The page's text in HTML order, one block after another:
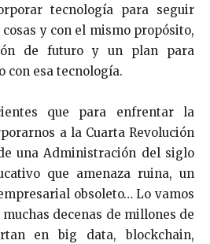
tecnología para seguir
y con el mismo propósito,
de futuro y un plan para
con esa tecnología.
que para enfrentar la
a la Cuarta Revolución
una Administración del siglo
que amenaza ruina, un
obsoleto… Lo vamos
decenas de millones de
en big data, blockchain,